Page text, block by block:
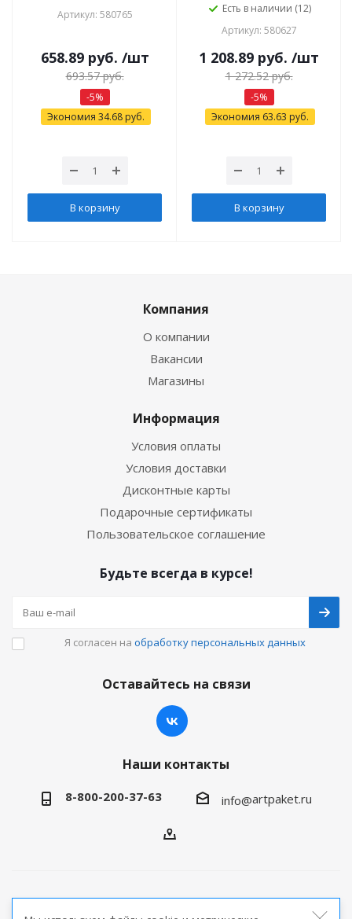
Артикул: 580765
658.89руб. /шт
693.57руб.
-5%
Экономия 34.68 руб.
В корзину
Есть в наличии (12)
Артикул: 580627
1 208.89 руб. /шт
1 272.52руб.
-5%
Экономия 63.63 руб.
В корзину
Компания
О компании
Вакансии
Магазины
Информация
Условия оплаты
Условия доставки
Дисконтные карты
Подарочные сертификаты
Пользовательское соглашение
Будьте всегда в курсе!
Я согласен на обработку персональных данных
Оставайтесь на связи
Наши контакты
8-800-200-37-63 info@artpaket.ru